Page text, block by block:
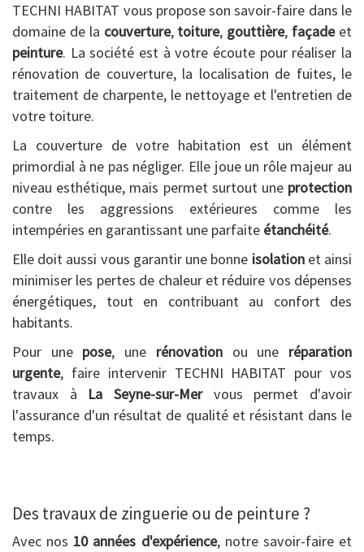
TECHNI HABITAT vous propose son savoir-faire dans le
domaine de la couverture, toiture, gouttière, façadeet
peinture. La société est à votre écoute pour réaliser la
rénovation de couverture, la localisation de fuites, le
traitement de charpente, le nettoyage et l'entretien de
votre toiture.
La couverture de votre habitation est un élément
primordial à ne pas négliger. Elle joue un rôle majeur au
niveau esthétique, mais permet surtout une protection
contre les aggressions extérieures comme les
intempéries en garantissant une parfaite étanchéité.
Elle doit aussi vous garantir une bonne isolationet ainsi
minimiser les pertes de chaleur et réduire vos dépenses
énergétiques, tout en contribuant au confort des
habitants.
Pour une pose, une rénovationou une réparation
urgente, faire intervenir TECHNI HABITAT pour vos
travaux à La Seyne-sur-Mervous permet d'avoir
l'assurance d'un résultat de qualité et résistant dans le
temps.
Des travaux de zinguerie ou de peinture ?
Avec nos 10 années d'expérience, notre savoir-faire et